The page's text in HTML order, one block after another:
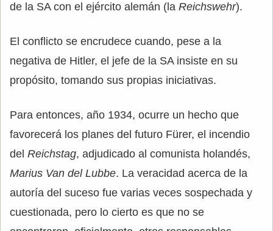
de la SA con el ejército alemán (la Reichswehr).
El conflicto se encrudece cuando, pese a la
negativa de Hitler, el jefe de la SA insiste en su
propósito, tomando sus propias iniciativas.
Para entonces, año 1934, ocurre un hecho que
favorecerá los planes del futuro Fürer, el incendio
del Reichstag, adjudicado al comunista holandés,
Marius Van del Lubbe. La veracidad acerca de la
autoría del suceso fue varias veces sospechada y
cuestionada, pero lo cierto es que no se